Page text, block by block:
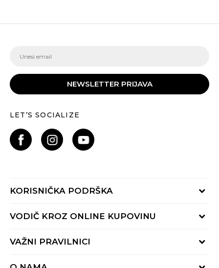
NEWSLETTER PRIJAVA
LET’S SOCIALIZE
KORISNIČKA PODRŠKA
Provjeri status porudžbine
Radno vrijeme 9-16h
VODIČ KROZ ONLINE KUPOVINU
Načini isporuke
Reklamacije
VAŽNI PRAVILNICI